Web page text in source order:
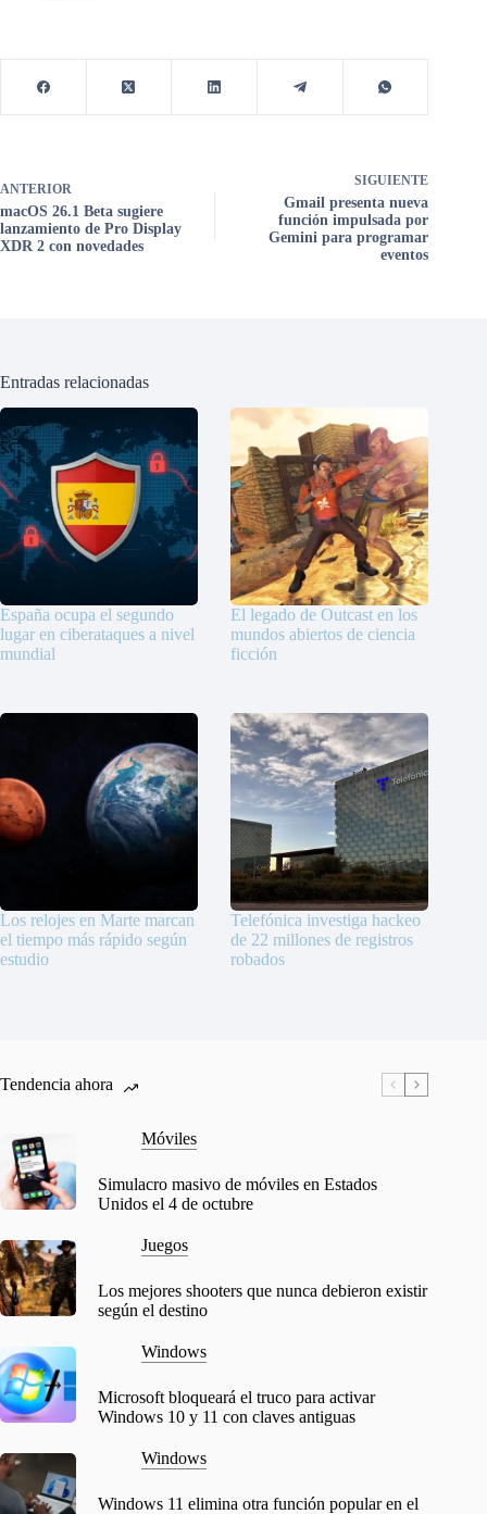
ANTERIOR
macOS 26.1 Beta sugiere
lanzamiento de Pro Display
XDR 2 con novedades
SIGUIENTE
Gmail presenta nueva
función impulsada por
Gemini para programar
eventos
Entradas relacionadas
España ocupa el segundo
lugar en ciberataques a nivel
mundial
El legado de Outcast en los
mundos abiertos de ciencia
ficción
Los relojes en Marte marcan
el tiempo más rápido según
estudio
Telefónica investiga hackeo
de 22 millones de registros
robados
Tendencia ahora
Móviles
Simulacro masivo de móviles en Estados
Unidos el 4 de octubre
Juegos
Los mejores shooters que nunca debieron existir
según el destino
Windows
Microsoft bloqueará el truco para activar
Windows 10 y 11 con claves antiguas
Windows
Windows 11 elimina otra función popular en el